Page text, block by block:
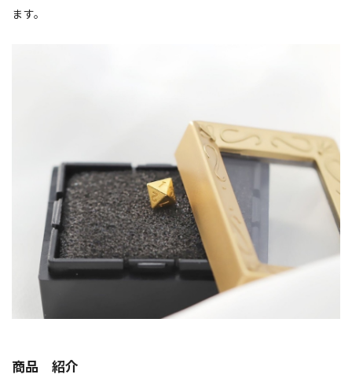
ます。
商品 紹介